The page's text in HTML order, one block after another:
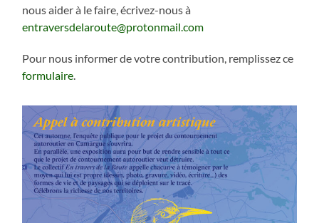
nous aider à le faire, écrivez-nous à
entraversdelaroute@protonmail.com
Pour nous informer de votre contribution, remplissez ce
formulaire.